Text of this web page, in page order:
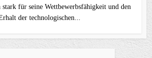
stark für seine Wettbewerbsfähigkeit und den
der technologischen...